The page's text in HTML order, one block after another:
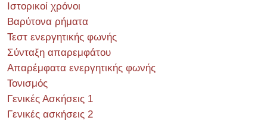
Ιστορικοί χρόνοι
Βαρύτονα ρήματα
Τεστ ενεργητικής φωνής
Σύνταξη απαρεμφάτου
Απαρέμφατα ενεργητικής φωνής
Τονισμός
Γενικές Ασκήσεις 1
Γενικές ασκήσεις 2